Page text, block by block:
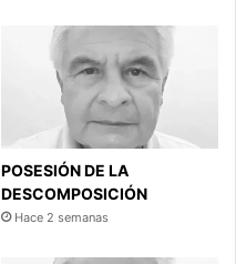
POSESIÓN DE LA
DESCOMPOSICIÓN
Hace 2 semanas